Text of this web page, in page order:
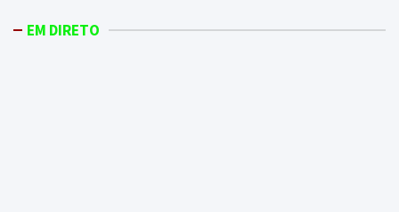
EM DIRETO